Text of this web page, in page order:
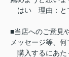
はい 理由：と
■当店へのご意見
メッセージ等、何
購入するにあた